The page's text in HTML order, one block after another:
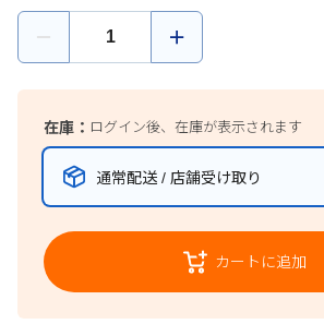
在庫： ログイン後、在庫が表示されます
通常配送 / 店舗受け取り
カートに追加